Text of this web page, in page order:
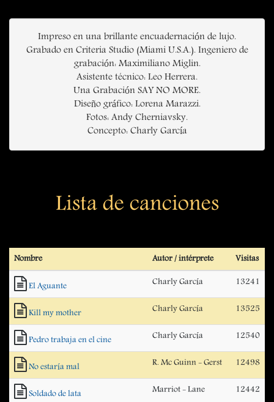
Impreso en una brillante encuadernación de lujo.
Grabado en Criteria Studio (Miami U.S.A.). Ingeniero de
grabación: Maximiliano Miglin.
Asistente técnico: Leo Herrera.
Una Grabación SAY NO MORE.
Diseño gráfico: Lorena Marazzi.
Fotos: Andy Cherniavsky.
Concepto: Charly García
Lista de canciones
Nombre Autor / intérprete Visitas
El Aguante Charly García 13241
Kill my mother Charly García 13525
Pedro trabaja en el cine Charly García 12540
No estaría mal R. Mc Guinn - Gerst 12498
Soldado de lata Marriot - Lane 12442